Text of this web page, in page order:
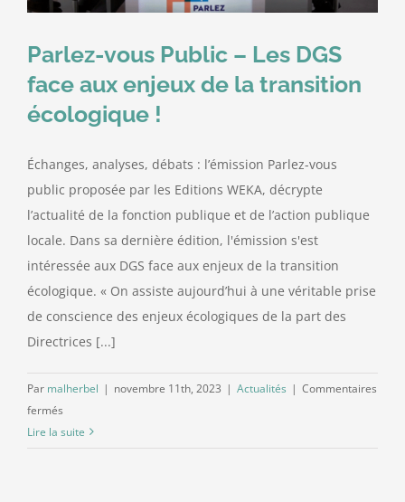
Agenda
Adhérer
Parlez-vous Public – Les DGS
face aux enjeux de la transition
écologique !
Échanges, analyses, débats : l’émission Parlez-vous
public proposée par les Editions WEKA, décrypte
l’actualité de la fonction publique et de l’action publique
locale. Dans sa dernière édition, l'émission s'est
intéressée aux DGS face aux enjeux de la transition
écologique. « On assiste aujourd’hui à une véritable prise
de conscience des enjeux écologiques de la part des
Directrices [...]
Par malherbel | novembre 11th, 2023 | Actualités | Commentaires
fermés
Parlez-
Lire la suite